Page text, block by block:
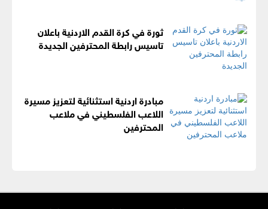
ثورة في كرة القدم الاردنية باعلان
تاسيس رابطة المحترفين الجديدة
مبادرة اردنية استثنائية لتعزيز مسيرة
اللاعب الفلسطيني في ملاعب
المحترفين